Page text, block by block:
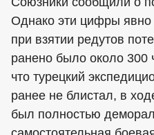
Однако эти цифры явно
при взятии редутов
ранено было около 300
что турецкий
ранее не блистал, в
был полностью